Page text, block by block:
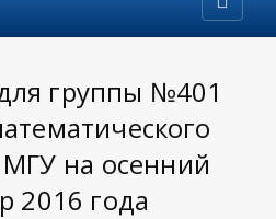
группы №401
МГУ на осенний
2016 года